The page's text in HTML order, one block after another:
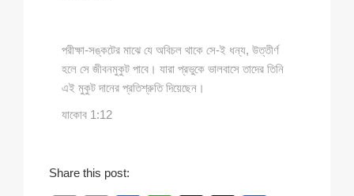
পরীক্ষা-সঙ্কটের মাঝে যে অবিচল থাকে সে-ই ধন্য, উত্তীর্ণ
হলে সে জীবনমুকুট পাবে। যারা প্রভুকে ভালবাসে তাদের তিনি
এই মুকুট দানের প্রতিশ্রুতি দিয়েছেন।
যাকোব 1:12
Share this post: